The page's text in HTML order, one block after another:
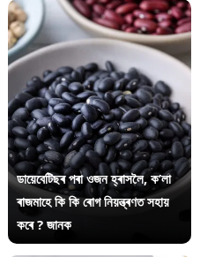
ডায়েবেটিছৰ পৰা ওজন হ্ৰাসলৈ, ক’লা
ৰাজমাহে কি কি ৰোগ নিয়ন্ত্ৰণত সহায়
কৰে ? জানক